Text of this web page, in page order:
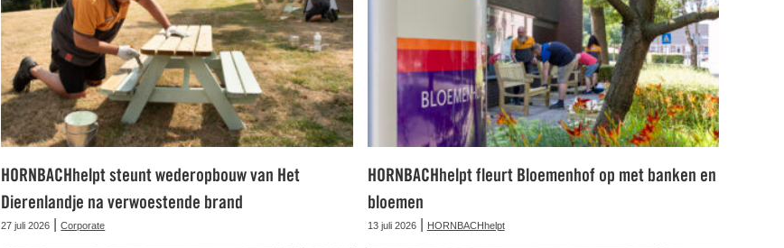
HORNBACHhelpt steunt wederopbouw van Het
Dierenlandje na verwoestende brand
27 juli 2026 |Corporate
HORNBACHhelpt fleurt Bloemenhof op met banken en
bloemen
13 juli 2026| HORNBACHhelpt